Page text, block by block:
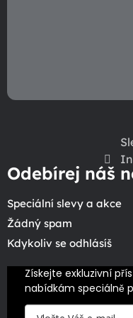
Odebírej náš
Speciální slevy a akce
Žádný spam
Kdykoliv se odhlásíš
Získejte exkluzivní
nabídkám speciálně